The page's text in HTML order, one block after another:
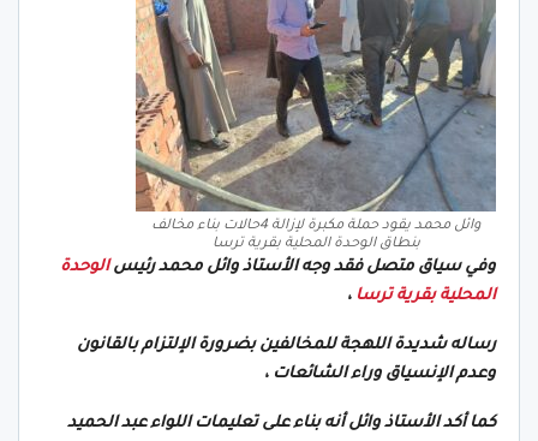
وائل محمد يقود حملة مكبرة لإزالة 4حالات بناء مخالف
بنطاق الوحدة المحلية بقرية ترسا
وفي سياق متصل فقد وجه الأستاذ وائل محمد رئيسالوحدة
المحلية بقرية ترسا ،
رساله شديدة اللهجة للمخالفين بضرورة الإلتزام بالقانون
وعدم الإنسياق وراء الشائعات ،
كما أكد الأستاذ وائل أنه بناء على تعليمات اللواء عبد الحميد